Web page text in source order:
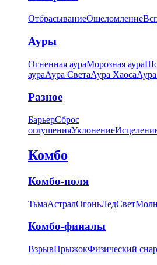
ОтбрасываниеОшеломление
Ауры
Огненная аураМорозная аура
аураАура СветаАура Хаоса
Разное
БарьерСброс
оглушенияУклонение
Комбо
Комбо-поля
ТьмаАстралОгоньЛедСвет
Комбо-финалы
ВзрывПрыжокФизический